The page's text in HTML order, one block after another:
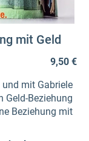
mit Geld
9,50 €
mit Gabriele
Geld-Beziehung
Beziehung mit